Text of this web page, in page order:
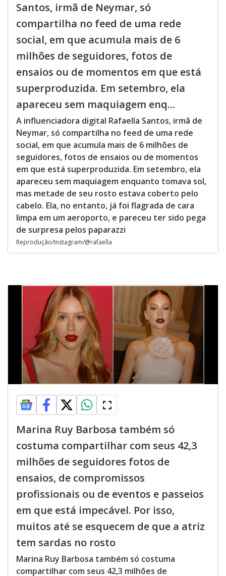
Santos, irmã de Neymar, só
compartilha no feed de uma rede
social, em que acumula mais de 6
milhões de seguidores, fotos de
ensaios ou de momentos em que está
superproduzida. Em setembro, ela
apareceu sem maquiagem enq...
A influenciadora digital Rafaella Santos, irmã de
Neymar, só compartilha no feed de uma rede
social, em que acumula mais de 6 milhões de
seguidores, fotos de ensaios ou de momentos
em que está superproduzida. Em setembro, ela
apareceu sem maquiagem enquanto tomava sol,
mas metade de seu rosto estava coberto pelo
cabelo. Ela, no entanto, já foi flagrada de cara
limpa em um aeroporto, e pareceu ter sido pega
de surpresa pelos paparazzi
Reprodução/Instagram/@rafaella
Marina Ruy Barbosa também só
costuma compartilhar com seus 42,3
milhões de seguidores fotos de
ensaios, de compromissos
profissionais ou de eventos e passeios
em que está impecável. Por isso,
muitos até se esquecem de que a atriz
tem sardas no rosto
Marina Ruy Barbosa também só costuma
compartilhar com seus 42,3 milhões de